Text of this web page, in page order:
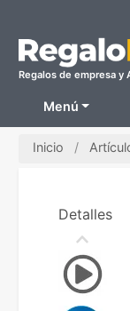
Regalos de empresa y
Menú
Inicio
Detalles